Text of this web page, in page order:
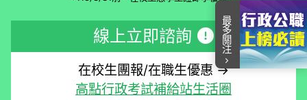
線上立即諮詢
在校生團報/在職生優惠 →
高點行政考試補給站生活圈
最多關注